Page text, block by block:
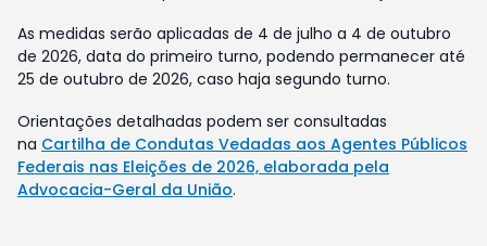
As medidas serão aplicadas de 4 de julho a 4 de outubro
de 2026, data do primeiro turno, podendo permanecer até
25 de outubro de 2026, caso haja segundo turno.
Orientações detalhadas podem ser consultadas
na Cartilha de Condutas Vedadas aos Agentes Públicos
Federais nas Eleições de 2026, elaborada pela
Advocacia-Geral da União.